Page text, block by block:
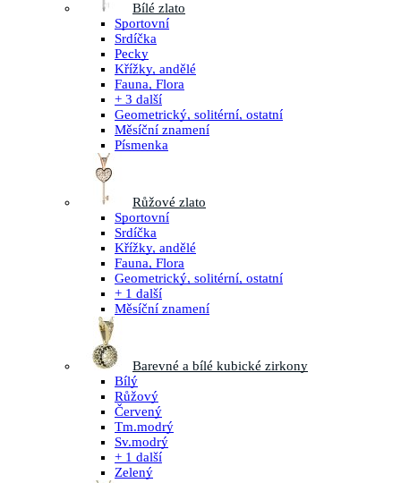
Bílé zlato
Sportovní
Srdíčka
Pecky
Křížky, andělé
Fauna, Flora
+ 3 další
Geometrický, solitérní, ostatní
Měsíční znamení
Písmenka
Růžové zlato
Sportovní
Srdíčka
Křížky, andělé
Fauna, Flora
Geometrický, solitérní, ostatní
+ 1 další
Měsíční znamení
Barevné a bílé kubické zirkony
Bílý
Růžový
Červený
Tm.modrý
Sv.modrý
+ 1 další
Zelený